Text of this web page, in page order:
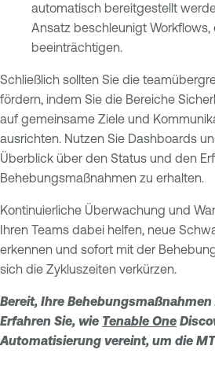
automatisch bereitgestellt
Ansatz beschleunigt Workflows,
beeinträchtigen.
Schließlich sollten Sie die
fördern, indem Sie die Bereiche
auf gemeinsame Ziele und
ausrichten. Nutzen Sie Dashboards
Überblick über den Status und den
Behebungsmaßnahmen zu erhalten.
Kontinuierliche Überwachung und
Ihren Teams dabei helfen, neue
erkennen und sofort mit der
sich die Zykluszeiten verkürzen.
Bereit, Ihre
Erfahren Sie, wie Tenable One
Automatisierung vereint, um die